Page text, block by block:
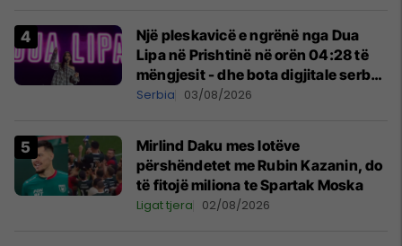
Një pleskavicë e ngrënë nga Dua
Lipa në Prishtinë në orën 04:28 të
mëngjesit - dhe bota digjitale serbe
shpall gjendjen e luftës
Serbia 03/08/2026
Mirlind Daku mes lotëve
përshëndetet me Rubin Kazanin, do
të fitojë miliona te Spartak Moska
Ligat tjera 02/08/2026